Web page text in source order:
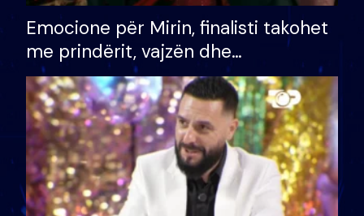
Emocione për Mirin, finalisti takohet
me prindërit, vajzën dhe
bashkëshorten: S’kemi ndonjë letër
divorci apo jo?